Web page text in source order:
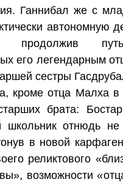
Ганнибал же с
автономную
продолжив
его легендарным
сестры
кроме отца Малха в
брата:
школьник отнюдь
в новой
реликтового
возможности